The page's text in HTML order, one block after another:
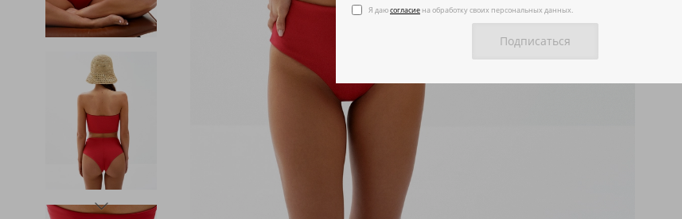
Я даюсогласие на обработку своих персональных данных.